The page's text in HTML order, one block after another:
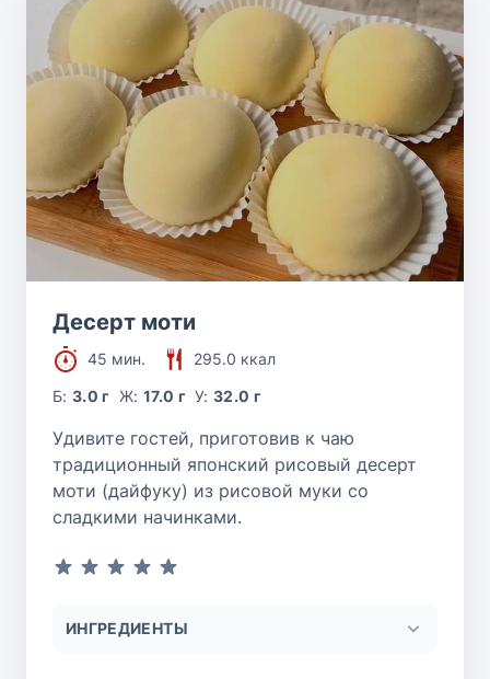
Десерт моти
45 мин.
295.0 ккал
Б:3.0 г Ж: 17.0 г У:32.0 г
Удивите гостей, приготовив к чаю
традиционный японский рисовый десерт
моти (дайфуку) из рисовой муки со
сладкими начинками.
ИНГРЕДИЕНТЫ